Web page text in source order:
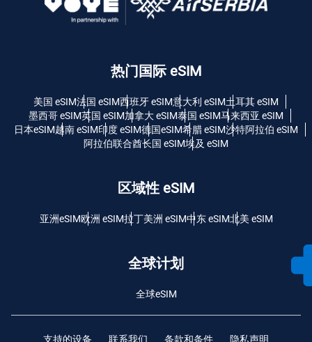
热门国际 eSIM
美国 eSIM法国 eSIM西班牙 eSIM意大利 eSIM土耳其 eSIM
墨西哥 eSIM英国 eSIM加拿大 eSIM泰国 eSIM马来西亚 eSIM
日本eSIM越南 eSIM印度 eSIM德国eSIM希腊 eSIM沙特阿拉伯 eSIM
阿拉伯联合酋长国 eSIM埃及 eSIM
区域性 eSIM
亚洲eSIM欧洲 eSIM拉丁美洲 eSIM中东 eSIM北美 eSIM
全球计划
全球eSIM
支持的设备 联系我们 条款和条件 隐私声明